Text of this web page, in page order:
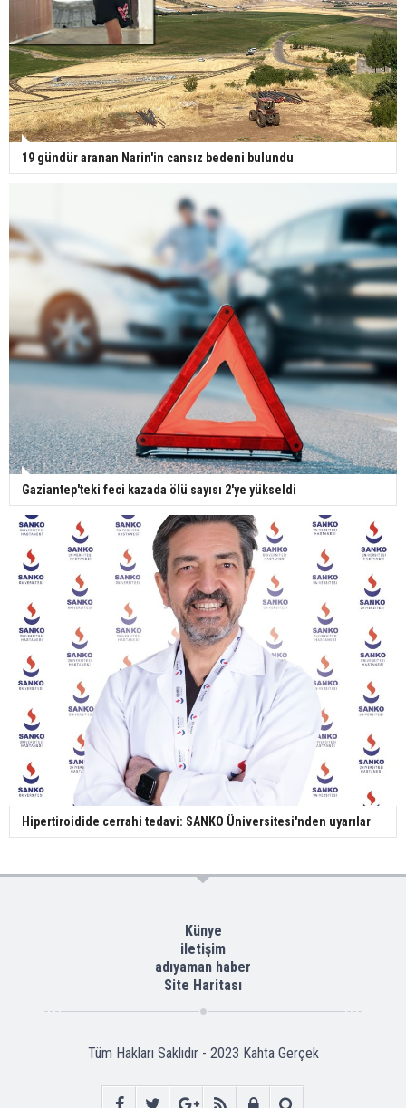
19 gündür aranan Narin'in cansız bedeni bulundu
Gaziantep'teki feci kazada ölü sayısı 2'ye yükseldi
Hipertiroidide cerrahi tedavi: SANKO Üniversitesi'nden uyarılar
Künye
iletişim
adıyaman haber
Site Haritası
Tüm Hakları Saklıdır - 2023 Kahta Gerçek